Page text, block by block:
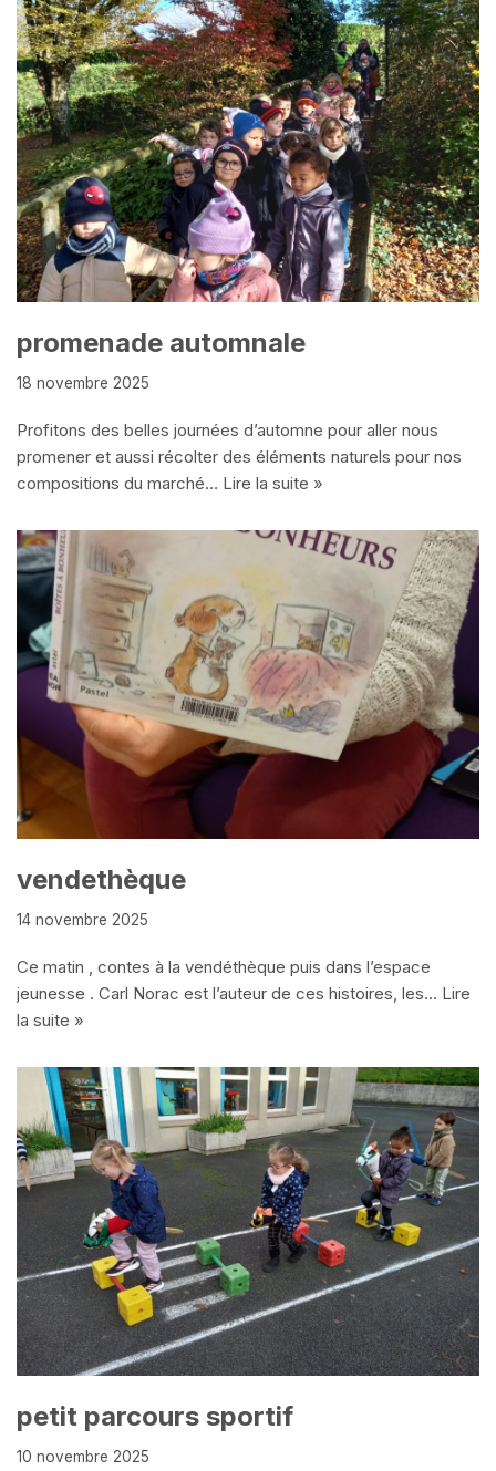
promenade automnale
18 novembre 2025
Profitons des belles journées d’automne pour aller nous
promener et aussi récolter des éléments naturels pour nos
compositions du marché… Lire la suite »
vendethèque
14 novembre 2025
Ce matin , contes à la vendéthèque puis dans l’espace
jeunesse . Carl Norac est l’auteur de ces histoires, les… Lire
la suite »
petit parcours sportif
10 novembre 2025